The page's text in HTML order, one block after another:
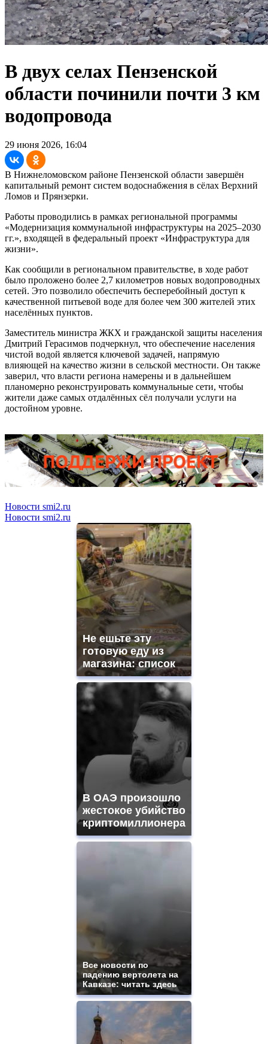
В двух селах Пензенской
области починили почти 3 км
водопровода
29 июня 2026, 16:04
В Нижнеломовском районе Пензенской области завершён
капитальный ремонт систем водоснабжения в сёлах Верхний
Ломов и Прянзерки.
Работы проводились в рамках региональной программы
«Модернизация коммунальной инфраструктуры на 2025–2030
гг.», входящей в федеральный проект «Инфраструктура для
жизни».
Как сообщили в региональном правительстве, в ходе работ
было проложено более 2,7 километров новых водопроводных
сетей. Это позволило обеспечить бесперебойный доступ к
качественной питьевой воде для более чем 300 жителей этих
населённых пунктов.
Заместитель министра ЖКХ и гражданской защиты населения
Дмитрий Герасимов подчеркнул, что обеспечение населения
чистой водой является ключевой задачей, напрямую
влияющей на качество жизни в сельской местности. Он также
заверил, что власти региона намерены и в дальнейшем
планомерно реконструировать коммунальные сети, чтобы
жители даже самых отдалённых сёл получали услуги на
достойном уровне.
Новости smi2.ru
Новости smi2.ru
Не ешьте эту
готовую еду из
магазина: список
В ОАЭ произошло
жестокое убийство
криптомиллионера
Все новости по
падению вертолета на
Кавказе: читать здесь